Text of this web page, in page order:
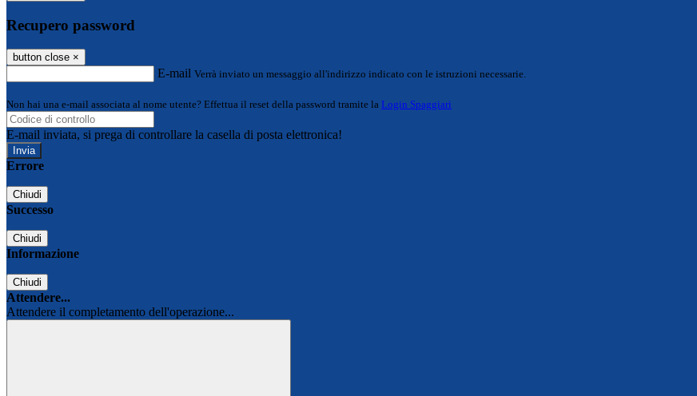
Recupero password
button close ×
E-mail Verrà inviato un messaggio all'indirizzo indicato con le istruzioni necessarie.
Non hai una e-mail associata al nome utente? Effettua il reset della password tramite la Login Spaggiari
E-mail inviata, si prega di controllare la casella di posta elettronica!
Errore
Chiudi
Successo
Chiudi
Informazione
Chiudi
Attendere...
Attendere il completamento dell'operazione...